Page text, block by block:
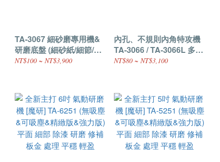
TA-3067 細砂磨專用機&
研磨底盤 (細砂紙/細節/縫
隙)
NT$100 ~ NT$3,900
內孔、不規則內角特攻機
TA-3066 / TA-3066L 多用
途振動高頻氣動研磨機
NT$80 ~ NT$3,100